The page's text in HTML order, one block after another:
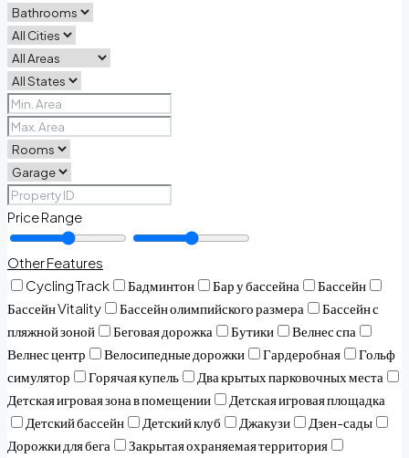
Price Range
Other Features
Cycling Track
Бадминтон Бар у бассейна
Бассейн
Бассейн Vitality
Бассейн олимпийского размера
Бассейн с
пляжной зоной
Беговая дорожка Бутики
Велнес спа
Велнес центр
Велосипедные дорожки Гардеробная
Гольф
симулятор
Горячая купель
Два крытых парковочных места
Детская игровая зона в помещении
Детская игровая площадка
Детский бассейн
Детский клуб Джакузи
Дзен-сады
Дорожки для бега
Закрытая охраняемая территория